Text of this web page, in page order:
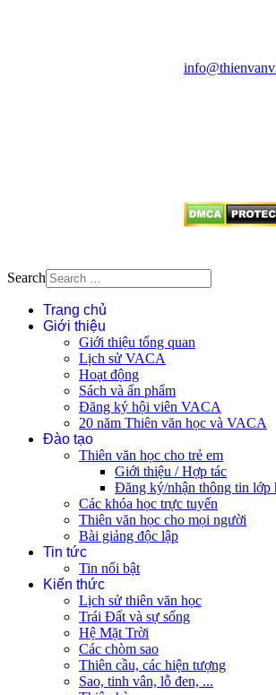
Search
Trang chủ
Giới thiệu
Giới thiệu tổng quan
Lịch sử VACA
Hoạt động
Sách và ấn phẩm
Đăng ký hội viên VACA
20 năm Thiên văn học và VACA
Đào tạo
Thiên văn học cho trẻ em
Giới thiệu / Hợp tác
Đăng ký/nhận thông tin lớp
Các khóa học trực tuyến
Thiên văn học cho mọi người
Bài giảng độc lập
Tin tức
Tin nổi bật
Kiến thức
Lịch sử thiên văn học
Trái Đất và sự sống
Hệ Mặt Trời
Các chòm sao
Thiên cầu, các hiện tượng
Sao, tinh vân, lỗ đen, ...